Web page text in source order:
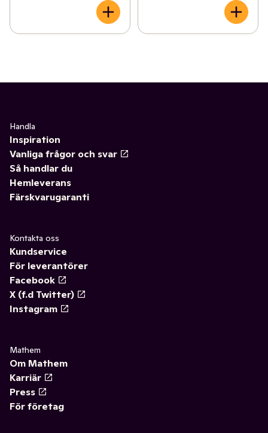
Handla
Inspiration
Vanliga frågor och svar
Så handlar du
Hemleverans
Färskvarugaranti
Kontakta oss
Kundservice
För leverantörer
Facebook
X (f.d Twitter)
Instagram
Mathem
Om Mathem
Karriär
Press
För företag